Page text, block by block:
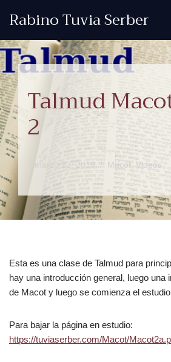
al
contenido
Rabino Tuvia Serber
Talmud
2
marzo 22, 2018 Macot, Videos
Esta es una clase de Talmud para
hay una introducción general, luego una
de Macot y luego se comienza el
Para bajar la página en estudio:
https://tuviaserber.com/Macot/